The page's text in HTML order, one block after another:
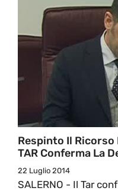
Respinto Il Ricorso
TAR Conferma La
22 Luglio 2014
SALERNO - Il Tar